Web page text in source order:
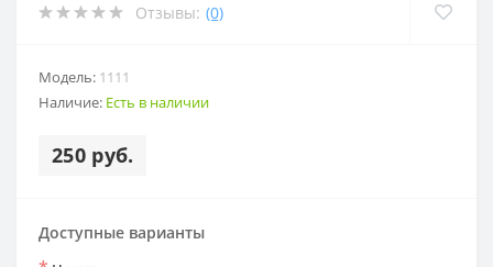
Отзывы: (0)
Модель: 1111
Наличие: Есть в наличии
250 руб.
Доступные варианты